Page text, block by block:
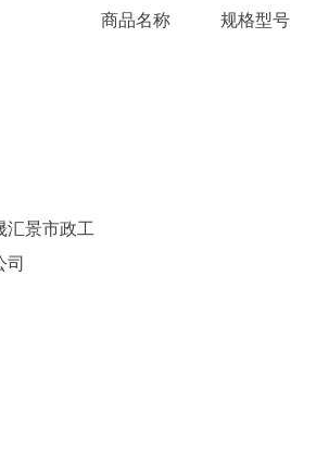
商品名称 规格型号
汇景市政工
司